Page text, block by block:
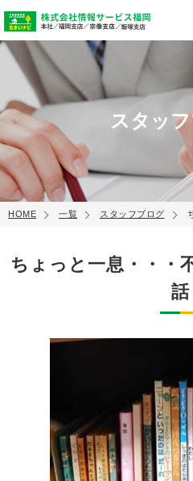
スタッ
HOME 一覧 スタッフブログ
ちょっと一息・・・
話